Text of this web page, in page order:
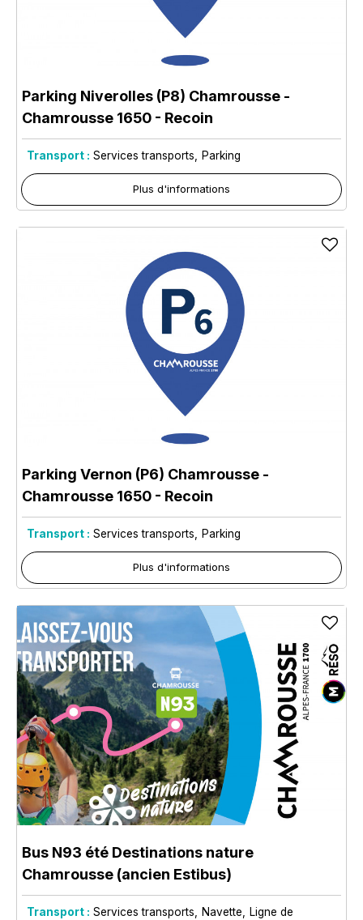
Parking Niverolles (P8) Chamrousse -
Chamrousse 1650 - Recoin
Transport : Services transports Parking
Plus d'informations
Parking Vernon (P6) Chamrousse -
Chamrousse 1650 - Recoin
Transport : Services transports Parking
Plus d'informations
Bus N93 été Destinations nature
Chamrousse (ancien Estibus)
Transport : Services transports Navette
Ligne de